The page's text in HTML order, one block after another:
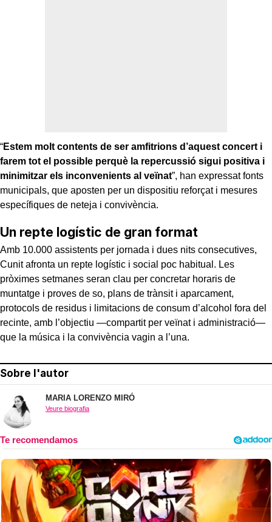
“Estem molt contents de ser amfitrions d’aquest concert i
farem tot el possible perquè la repercussió sigui positiva i
minimitzar els inconvenients al veïnat”, han expressat fonts
municipals, que aposten per un dispositiu reforçat i mesures
específiques de neteja i convivència.
Un repte logístic de gran format
Amb 10.000 assistents per jornada i dues nits consecutives,
Cunit afronta un repte logístic i social poc habitual. Les
pròximes setmanes seran clau per concretar horaris de
muntatge i proves de so, plans de trànsit i aparcament,
protocols de residus i limitacions de consum d’alcohol fora del
recinte, amb l’objectiu —compartit per veïnat i administració—
que la música i la convivència vagin a l’una.
Sobre l'autor
MARIA LORENZO MIRÓ
Veure biografia